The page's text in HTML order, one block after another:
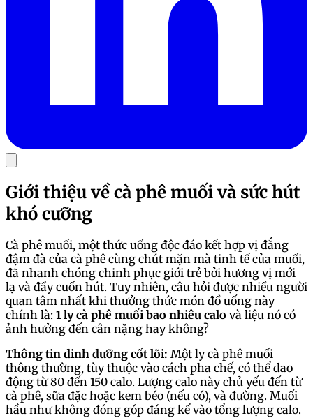
Giới thiệu về cà phê muối và sức hút
khó cưỡng
Cà phê muối, một thức uống độc đáo kết hợp vị đắng
đậm đà của cà phê cùng chút mặn mà tinh tế của muối,
đã nhanh chóng chinh phục giới trẻ bởi hương vị mới
lạ và đầy cuốn hút. Tuy nhiên, câu hỏi được nhiều người
quan tâm nhất khi thưởng thức món đồ uống này
chính là: 1 ly cà phê muối bao nhiêu calo và liệu nó có
ảnh hưởng đến cân nặng hay không?
Thông tin dinh dưỡng cốt lõi: Một ly cà phê muối
thông thường, tùy thuộc vào cách pha chế, có thể dao
động từ 80 đến 150 calo. Lượng calo này chủ yếu đến từ
cà phê, sữa đặc hoặc kem béo (nếu có), và đường. Muối
hầu như không đóng góp đáng kể vào tổng lượng calo.